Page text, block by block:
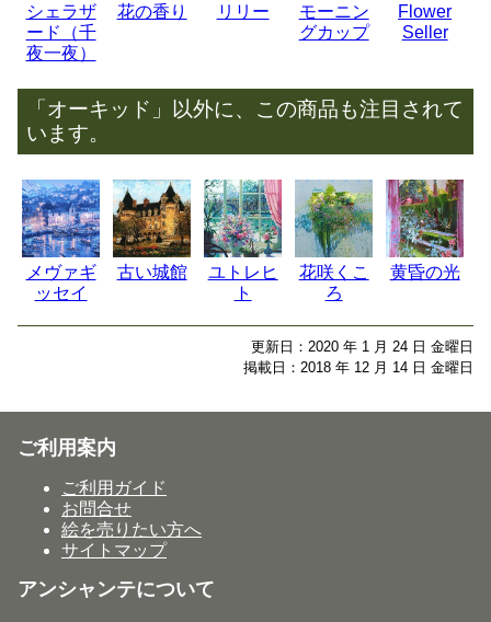
シェラザ
ード（千
夜一夜）
花の香り リリー
モーニン
グカップ
Flower
Seller
「オーキッド」以外に、この商品も注目されて
います。
メヴァギ
ッセイ
古い城館
ユトレヒ
ト
花咲くこ
ろ
黄昏の光
更新日：2020 年 1 月 24 日 金曜日
掲載日：2018 年 12 月 14 日 金曜日
ご利用案内
ご利用ガイド
お問合せ
絵を売りたい方へ
サイトマップ
アンシャンテについて